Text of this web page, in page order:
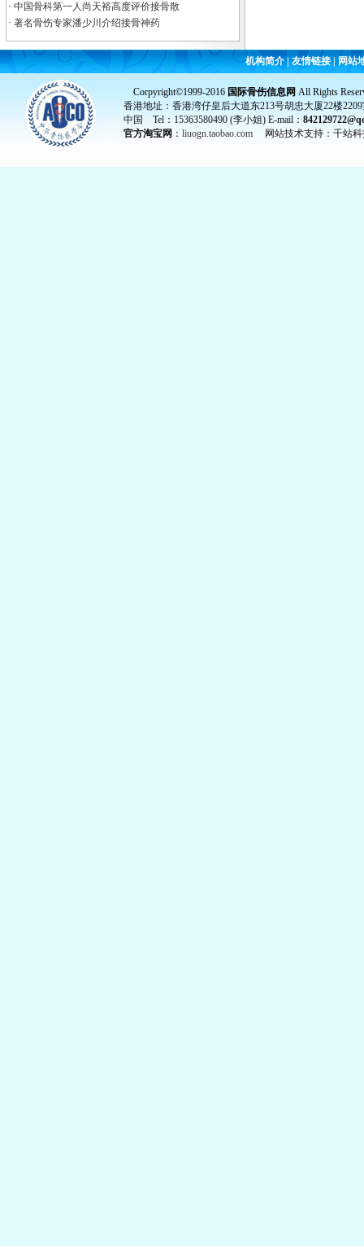
· 中国骨科第一人尚天裕高度评价接骨散
· 著名骨伤专家潘少川介绍接骨神药
机构简介| 友情链接 |网站
Corpyright©1999-2016 国际骨伤信息网 All Rights
香港地址：香港湾仔皇后大道东213号胡忠大厦22楼
中国 Tel：15363580490 (李小姐) E-mail：
官方淘宝网 ： liuogn.taobao.com 网站技术支持：千站科